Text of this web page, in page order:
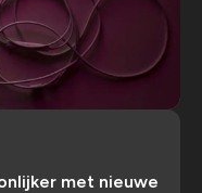
met nieuwe